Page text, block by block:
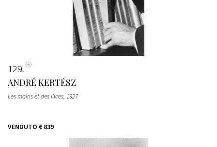
129
ANDRÉ KERTÉSZ
Les mains et des livres, 1927
VENDUTO € 839